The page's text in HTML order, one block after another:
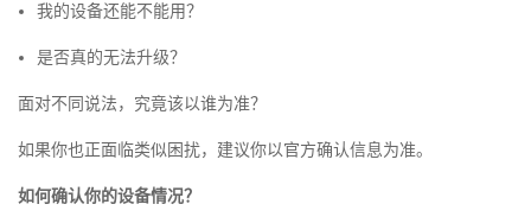
我的设备还能不能用？
是否真的无法升级？
面对不同说法，究竟该以谁为准？
如果你也正面临类似困扰，建议你以官方确认信息为准。
如何确认你的设备情况？